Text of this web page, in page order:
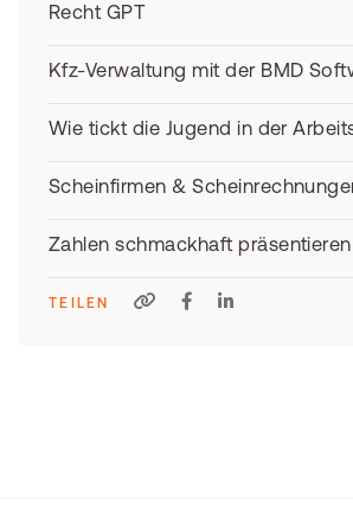
Recht GPT
Kfz-Verwaltung mit der BMD
Wie tickt die Jugend in der
Scheinfirmen &
Zahlen schmackhaft präsentieren
TEILEN